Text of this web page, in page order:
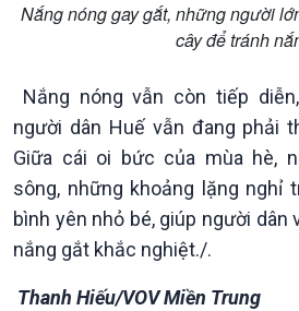
Nắng nóng gay gắt, những người
cây để tránh
Nắng nóng vẫn còn tiếp
người dân Huế vẫn đang phải
Giữa cái oi bức của mùa hè,
sông, những khoảng lặng nghỉ
bình yên nhỏ bé, giúp người dân
nắng gắt khắc nghiệt./.
Thanh Hiếu/VOV Miền Trung